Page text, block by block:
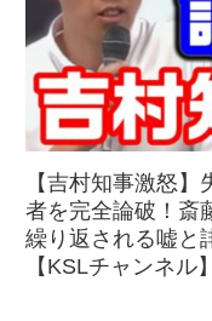
【吉村知事激怒
者を完全論破！斎
繰り返される嘘と
【KSLチャンネル】